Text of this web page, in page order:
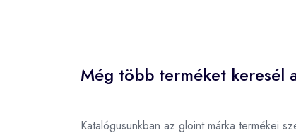
Még több terméket keresél
Katalógusunkban az gloint márka termékei